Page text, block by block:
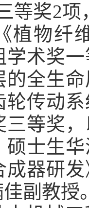
等奖2项
植物纤
学术奖
的全生
轮传动
三等奖
硕士生
成器研
副教授